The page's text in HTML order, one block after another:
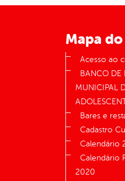
Mapa
Acesso ao
BANCO DE
MUNICIPAL
Bares e
Cadastro
Calendário
Calendário
2020